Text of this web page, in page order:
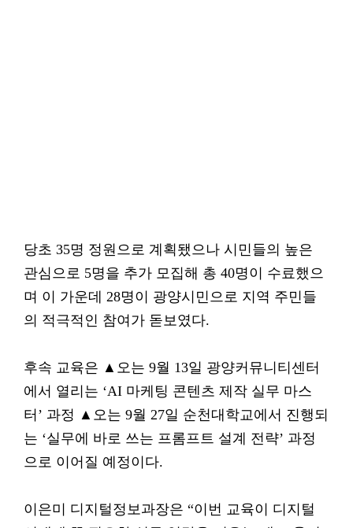
당초 35명 정원으로 계획됐으나 시민들의 높은
관심으로 5명을 추가 모집해 총 40명이 수료했으
며 이 가운데 28명이 광양시민으로 지역 주민들
의 적극적인 참여가 돋보였다.
후속 교육은 ▲오는 9월 13일 광양커뮤니티센터
에서 열리는 ‘AI 마케팅 콘텐츠 제작 실무 마스
터’ 과정 ▲오는 9월 27일 순천대학교에서 진행되
는 ‘실무에 바로 쓰는 프롬프트 설계 전략’ 과정
으로 이어질 예정이다.
이은미 디지털정보과장은 “이번 교육이 디지털